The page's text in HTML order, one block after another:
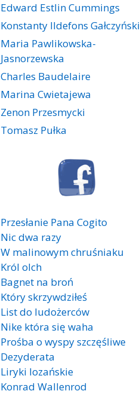
Edward Estlin Cummings
Konstanty Ildefons Gałczyński
Maria Pawlikowska-
Jasnorzewska
Charles Baudelaire
Marina Cwietajewa
Zenon Przesmycki
Tomasz Pułka
Przesłanie Pana Cogito
Nic dwa razy
W malinowym chruśniaku
Król olch
Bagnet na broń
Który skrzywdziłeś
List do ludożerców
Nike która się waha
Prośba o wyspy szczęśliwe
Dezyderata
Liryki lozańskie
Konrad Wallenrod